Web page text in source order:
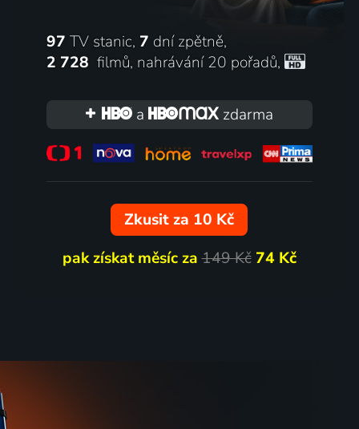
97 TV stanic, 7 dní zpětně,
2 728 filmů, nahrávání 20 pořadů,
a zdarma
Zkusit za 10 Kč
pak získat měsíc za149 Kč 74 Kč